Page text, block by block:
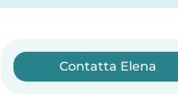
Contatta Elena